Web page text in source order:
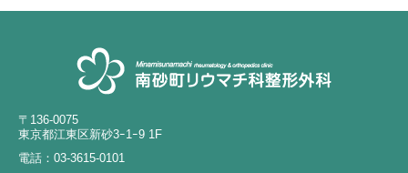
〒136-0075
東京都江東区新砂3ｰ1ｰ9 1F
電話： 03-3615-0101